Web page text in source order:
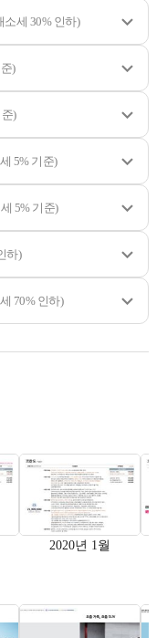
소세 30% 인하)
)
)
5% 기준)
5% 기준)
하)
70% 인하)
2020년 1월